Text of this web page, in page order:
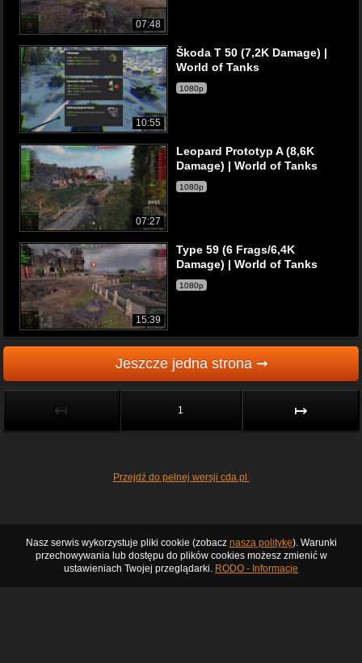
07:48
10:55
Škoda T 50 (7,2K Damage) |
World of Tanks
1080p
07:27
Leopard Prototyp A (8,6K
Damage) | World of Tanks
1080p
15:39
Type 59 (6 Frags/6,4K
Damage) | World of Tanks
1080p
Jeszcze jedna strona ➞
↤ 1 ↦
Przejdź do pełnej wersji cda.pl
Nasz serwis wykorzystuje pliki cookie (zobacz naszą politykę). Warunki
przechowywania lub dostępu do plików cookies możesz zmienić w
ustawieniach Twojej przeglądarki. RODO - Informacje